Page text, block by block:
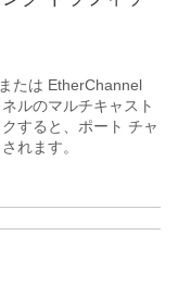
たは EtherChannel
ルのマルチキャスト
すると、ポート チャ
れます。